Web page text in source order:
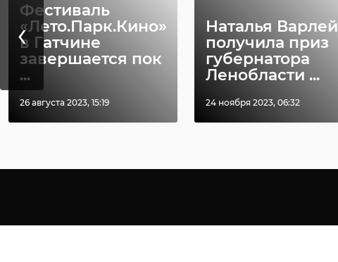
Фестиваль
«Лето.Парк.Кино»
в Гатчине
завершается пок
...
26 августа 2023, 15:19
Наталья Варлей
получила приз
губернатора
Ленобласти ...
24 ноября 2023, 06:32
‹